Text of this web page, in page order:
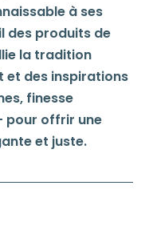
à ses
des produits de
la tradition
et des inspirations
finesse
pour offrir une
et juste.